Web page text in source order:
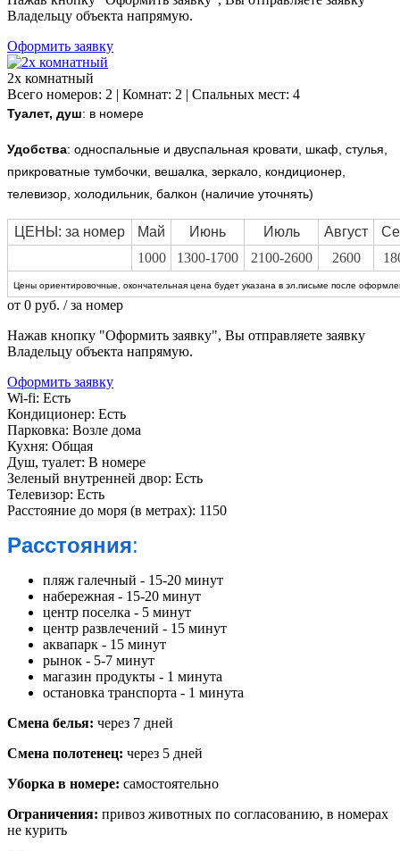
Владельцу объекта напрямую.
Оформить заявку
2х комнатный
Всего номеров: 2 | Комнат: 2 | Спальных мест: 4
Туалет, душ: в номере
Удобства: односпальные и двуспальная кровати, шкаф, стулья,
прикроватные тумбочки, вешалка, зеркало, кондиционер,
телевизор, холодильник, балкон (наличие уточнять)
ЦЕНЫ: за номер Май Июнь Июль Август
1000
1300-1700 2100-2600 2600
Цены ориентировочные, окончательная цена будет указана в эл.письме после
от 0 руб. / за номер
Нажав кнопку "Оформить заявку", Вы отправляете заявку
Владельцу объекта напрямую.
Оформить заявку
Wi-fi: Есть
Кондиционер: Есть
Парковка: Возле дома
Кухня: Общая
Душ, туалет: В номере
Зеленый внутренней двор: Есть
Телевизор: Есть
Расстояние до моря (в метрах): 1150
Расстояния:
пляж галечный - 15-20 минут
набережная - 15-20 минут
центр поселка - 5 минут
центр развлечений - 15 минут
аквапарк - 15 минут
рынок - 5-7 минут
магазин продукты - 1 минута
остановка транспорта - 1 минута
Смена белья: через 7 дней
Смена полотенец: через 5 дней
Уборка в номере: самостоятельно
Ограничения: привоз животных по согласованию, в номерах
не курить